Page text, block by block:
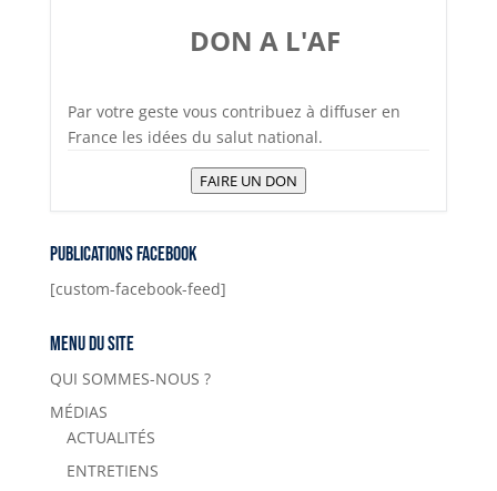
DON A L'AF
Par votre geste vous contribuez à diffuser en
France les idées du salut national.
FAIRE UN DON
Publications Facebook
[custom-facebook-feed]
Menu du site
QUI SOMMES-NOUS ?
MÉDIAS
ACTUALITÉS
ENTRETIENS